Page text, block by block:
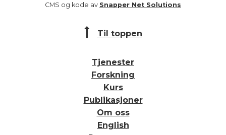
CMS og kode av Snapper Net Solutions
Til toppen
Tjenester
Forskning
Kurs
Publikasjoner
Om oss
English